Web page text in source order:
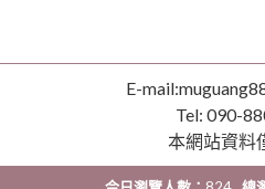
E-
Tel: 090-
本網站資料